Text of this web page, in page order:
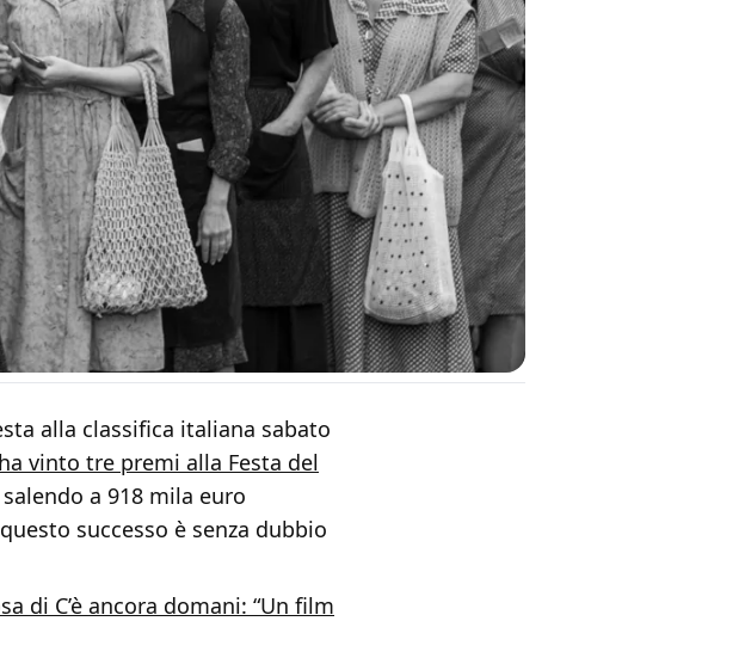
alla classifica italiana sabato
vinto tre premi alla Festa del
a 918 mila euro
successo è senza dubbio
di C’è ancora domani: “Un film